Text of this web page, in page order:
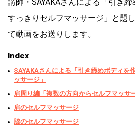
講師・SAYAKAさんによる「引き
すっきりセルフマッサージ」と題
て動画をお送りします。
Index
SAYAKAさんによる「引き締めボディを
ッサージ」
肩周り編「複数の方向からセルフマッサ
肩のセルフマッサージ
脇のセルフマッサージ